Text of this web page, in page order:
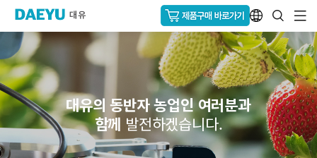
대유의 동반자 농업인 여러분과
함께 발전하겠습니다.